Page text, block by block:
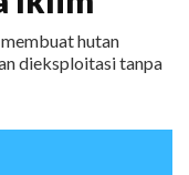
hutan
dieksploitasi tanpa